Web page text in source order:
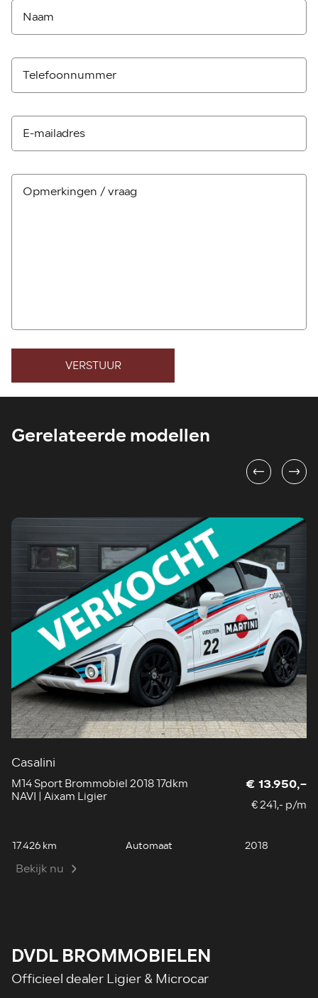
VERSTUUR
Gerelateerde modellen
Casalini
M14 Sport Brommobiel 2018 17dkm
NAVI | Aixam Ligier
€ 13.950,-
€ 241,- p/m
17.426 km Automaat 2018
Bekijk nu
DVDL BROMMOBIELEN
Officieel dealer Ligier & Microcar